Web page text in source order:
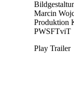
Marcin
Produktion
PWSFTviT
Play Trailer